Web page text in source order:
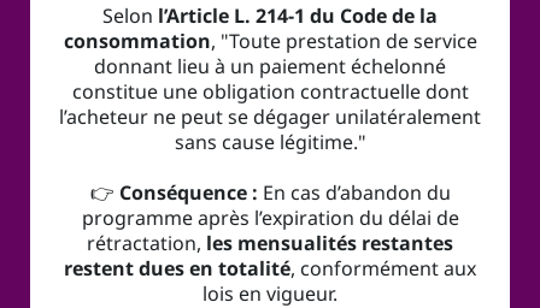
Selon l’Article L. 214-1 du Code de la
consommation, "Toute prestation de service
donnant lieu à un paiement échelonné
constitue une obligation contractuelle dont
l’acheteur ne peut se dégager unilatéralement
sans cause légitime."
👉 Conséquence : En cas d’abandon du
programme après l’expiration du délai de
rétractation, les mensualités restantes
restent dues en totalité, conformément aux
lois en vigueur.